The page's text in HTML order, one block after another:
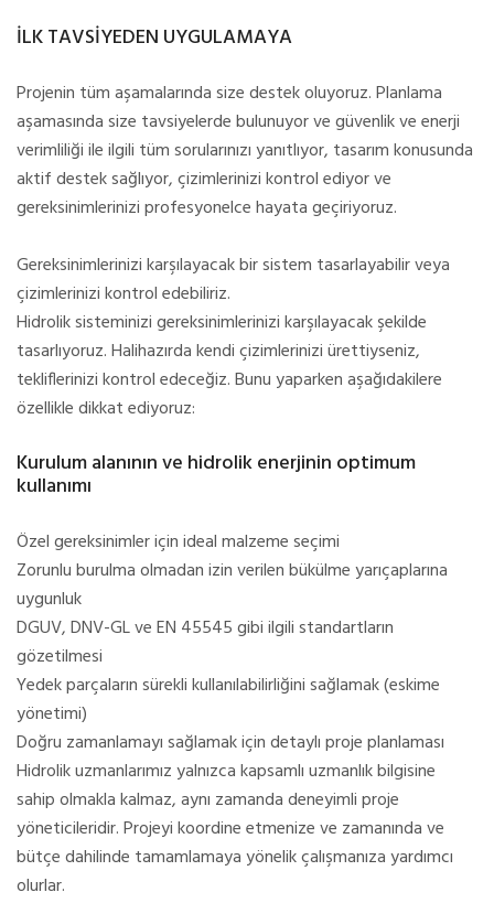
İLK TAVSİYEDEN UYGULAMAYA
Projenin tüm aşamalarında size destek oluyoruz. Planlama
aşamasında size tavsiyelerde bulunuyor ve güvenlik ve enerji
verimliliği ile ilgili tüm sorularınızı yanıtlıyor, tasarım konusunda
aktif destek sağlıyor, çizimlerinizi kontrol ediyor ve
gereksinimlerinizi profesyonelce hayata geçiriyoruz.
Gereksinimlerinizi karşılayacak bir sistem tasarlayabilir veya
çizimlerinizi kontrol edebiliriz.
Hidrolik sisteminizi gereksinimlerinizi karşılayacak şekilde
tasarlıyoruz. Halihazırda kendi çizimlerinizi ürettiyseniz,
tekliflerinizi kontrol edeceğiz. Bunu yaparken aşağıdakilere
özellikle dikkat ediyoruz:
Kurulum alanının ve hidrolik enerjinin optimum
kullanımı
Özel gereksinimler için ideal malzeme seçimi
Zorunlu burulma olmadan izin verilen bükülme yarıçaplarına
uygunluk
DGUV, DNV-GL ve EN 45545 gibi ilgili standartların
gözetilmesi
Yedek parçaların sürekli kullanılabilirliğini sağlamak (eskime
yönetimi)
Doğru zamanlamayı sağlamak için detaylı proje planlaması
Hidrolik uzmanlarımız yalnızca kapsamlı uzmanlık bilgisine
sahip olmakla kalmaz, aynı zamanda deneyimli proje
yöneticileridir. Projeyi koordine etmenize ve zamanında ve
bütçe dahilinde tamamlamaya yönelik çalışmanıza yardımcı
olurlar.